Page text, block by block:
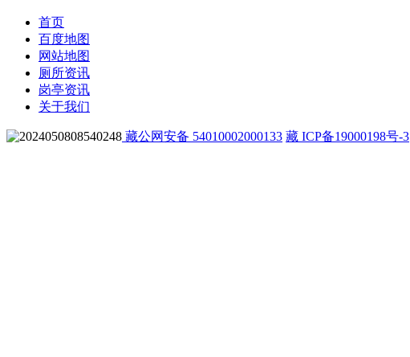
首页
百度地图
网站地图
厕所资讯
岗亭资讯
关于我们
藏公网安备 54010002000133 藏 ICP备19000198号-3